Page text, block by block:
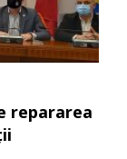
repararea